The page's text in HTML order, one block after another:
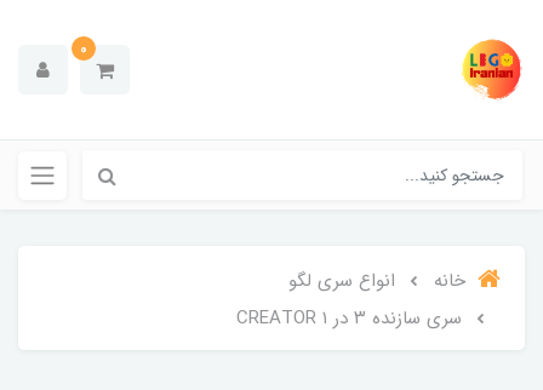
0
خانه
انواع سری لگو
سری سازنده ۳ در ۱ CREATOR